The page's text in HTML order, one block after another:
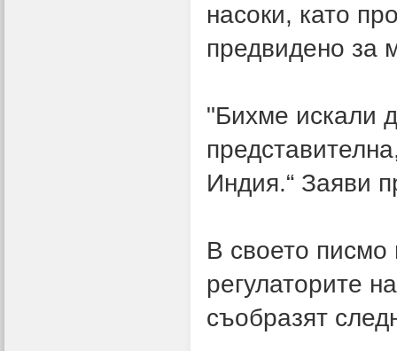
насоки, като
предвидено за
"Бихме искали
Индия.“ Заяви
В своето писмо
регулаторите
съобразят